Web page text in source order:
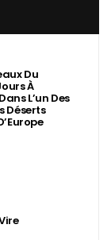
Du
À
L’un Des
Déserts